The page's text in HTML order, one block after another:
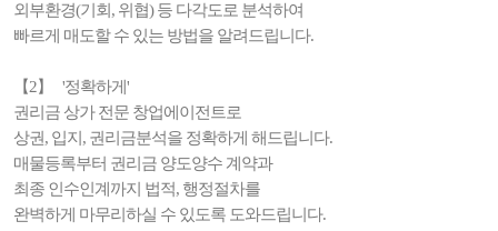
외부환경(기회, 위협) 등 다각도로 분석하여
빠르게 매도할 수 있는 방법을 알려드립니다.
【2】 '정확하게'
권리금 상가 전문 창업에이전트로
상권, 입지, 권리금분석을 정확하게 해드립니다.
매물등록부터 권리금 양도양수 계약과
최종 인수인계까지 법적, 행정절차를
완벽하게 마무리하실 수 있도록 도와드립니다.